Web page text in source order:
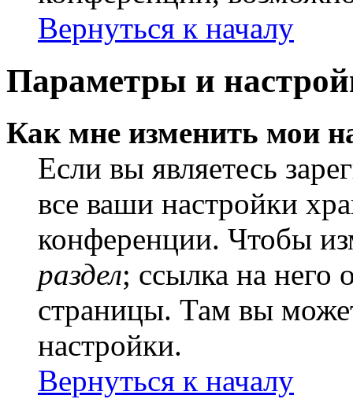
Вернуться к началу
Параметры и
Как мне изменить мои
Если вы являетесь
все ваши настройки
конференции. Чтобы
раздел; ссылка на него
страницы. Там вы
настройки.
Вернуться к началу